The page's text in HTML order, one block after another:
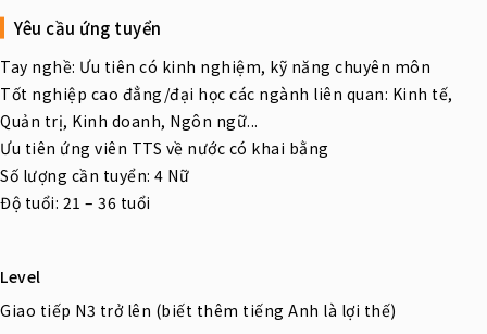
Yêu cầu ứng tuyển
Tay nghề: Ưu tiên có kinh nghiệm, kỹ năng chuyên môn
Tốt nghiệp cao đẳng/đại học các ngành liên quan: Kinh tế,
Quản trị, Kinh doanh, Ngôn ngữ...
Ưu tiên ứng viên TTS về nước có khai bằng
Số lượng cần tuyển: 4 Nữ
Độ tuổi: 21 – 36 tuổi
Level
Giao tiếp N3 trở lên (biết thêm tiếng Anh là lợi thế)